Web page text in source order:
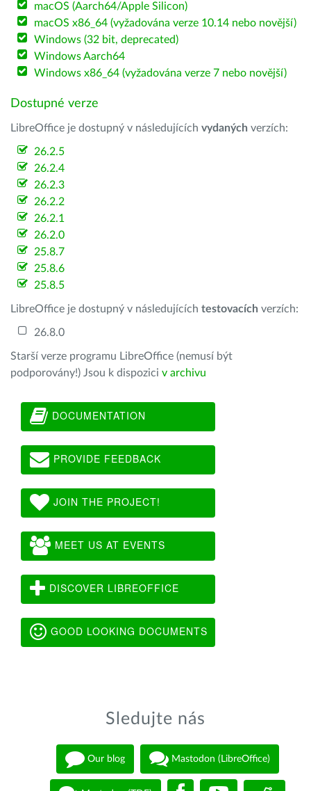
macOS (Aarch64/Apple Silicon)
macOS x86_64 (vyžadována verze 10.14 nebo novější)
Windows (32 bit, deprecated)
Windows Aarch64
Windows x86_64 (vyžadována verze 7 nebo novější)
Dostupné verze
LibreOffice je dostupný v následujících vydaných verzích:
26.2.5
26.2.4
26.2.3
26.2.2
26.2.1
26.2.0
25.8.7
25.8.6
25.8.5
LibreOffice je dostupný v následujících testovacích verzích:
26.8.0
Starší verze programu LibreOffice (nemusí být
podporovány!) Jsou k dispozici v archivu
DOCUMENTATION
PROVIDE FEEDBACK
JOIN THE PROJECT!
MEET US AT EVENTS
DISCOVER LIBREOFFICE
GOOD LOOKING DOCUMENTS
Sledujte nás
Our blog Mastodon (LibreOffice)